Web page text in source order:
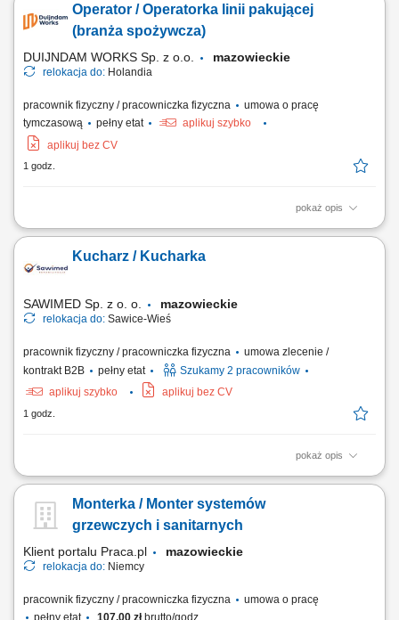
technicznego, cięcie i dopasowywanie elementów, szczepianie oraz
spawanie MIG 131 (puls), montaż podzespołów poprzez wiercenie i
Operator / Operatorka linii pakującej
(branża spożywcza)
DUIJNDAM WORKS Sp. z o.o. mazowieckie
relokacja do: Holandia
pracownik fizyczny / pracowniczka fizyczna
umowa o pracę
tymczasową
pełny etat
aplikuj szybko
aplikuj bez CV
1 godz.
pokaż opis
Opis stanowiska Będziesz odpowiedzialny za kompleksowe
pakujących typu Flowpack oraz systemów Netting. Do Twoich
codziennych zadań należeć będzie sprawna wymiana materiałów
Kucharz / Kucharka
SAWIMED Sp. z o. o. mazowieckie
relokacja do: Sawice-Wieś
pracownik fizyczny / pracowniczka fizyczna
umowa zlecenie /
kontrakt B2B
pełny etat
Szukamy 2 pracowników
aplikuj szybko
aplikuj bez CV
1 godz.
pokaż opis
Zadania: Gotowanie smacznych i estetycznych dań według
(HACCP) Współpraca z resztą ekipy kuchennej;
Monterka / Monter systemów
grzewczych i sanitarnych
Klient portalu Praca.pl mazowieckie
relokacja do: Niemcy
pracownik fizyczny / pracowniczka fizyczna
umowa o pracę
pełny etat
107,00 złbrutto/godz.